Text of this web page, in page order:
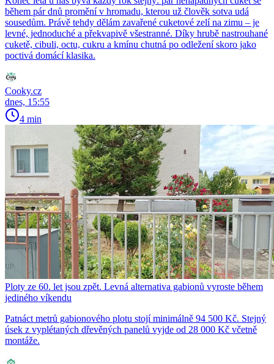
během pár dnů promění v hromadu, kterou už člověk sotva udá
sousedům. Právě tehdy dělám zavařené cuketové zelí na zimu – je
levné, jednoduché a překvapivě všestranné. Díky hrubě nastrouhané
cuketě, cibuli, octu, cukru a kmínu chutná po odležení skoro jako
poctivá domácí klasika.
Cooky.cz
dnes, 15:55
4 min
Ploty ze 60. let jsou zpět. Levná alternativa gabionů vyroste během
jediného víkendu
Patnáct metrů gabionového plotu stojí minimálně 94 500 Kč. Stejný
úsek z vyplétaných dřevěných panelů vyjde od 28 000 Kč včetně
montáže.